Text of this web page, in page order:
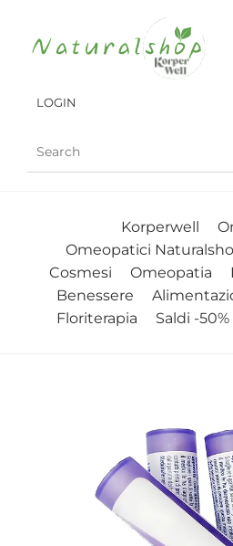
LOGIN
Korperwell
Omeopatici
Cosmesi
Omeopatia
Benessere
Floriterapia
Saldi -50%